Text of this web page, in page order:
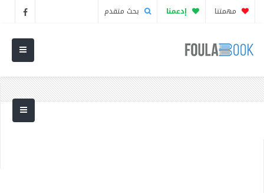
مهمتنا إدعمنا بحث متقدم